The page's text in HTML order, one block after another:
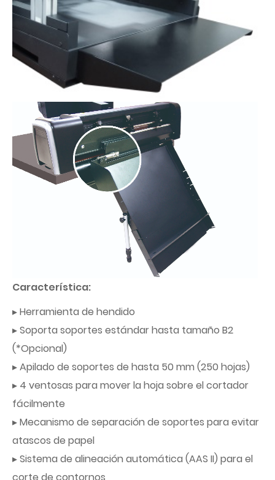
Característica:
▸ Herramienta de hendido
▸ Soporta soportes estándar hasta tamaño B2
(*Opcional)
▸ Apilado de soportes de hasta 50 mm (250 hojas)
▸ 4 ventosas para mover la hoja sobre el cortador
fácilmente
▸ Mecanismo de separación de soportes para evitar
atascos de papel
▸ Sistema de alineación automática (AAS II) para el